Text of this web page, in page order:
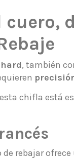
, también
chifla está
rebajar